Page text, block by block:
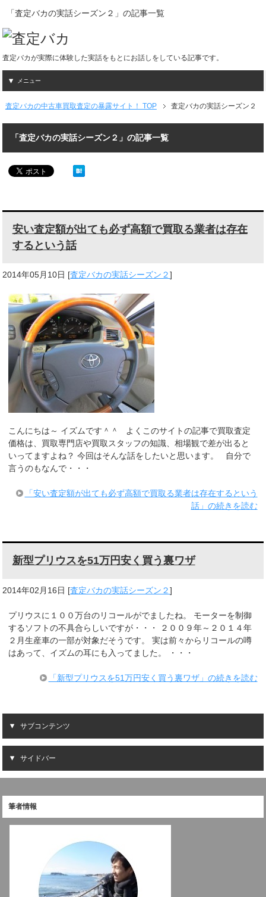
「査定バカの実話シーズン２」の記事一覧
査定バカが実際に体験した実話をもとにお話しをしている記事です。
メニュー
査定バカの中古車買取査定の暴露サイト！ TOP 査定バカの実話シーズン２
「査定バカの実話シーズン２」の記事一覧
安い査定額が出ても必ず高額で買取る業者は存在
するという話
2014年05月10日 [査定バカの実話シーズン２]
こんにちは～ イズムです＾＾ よくこのサイトの記事で買取査定
価格は、買取専門店や買取スタッフの知識、相場観で差が出ると
いってますよね？ 今回はそんな話をしたいと思います。 自分で
言うのもなんで・・・
「安い査定額が出ても必ず高額で買取る業者は存在するという
話」の続きを読む
新型プリウスを51万円安く買う裏ワザ
2014年02月16日 [査定バカの実話シーズン２]
プリウスに１００万台のリコールがでましたね。 モーターを制御
するソフトの不具合らしいですが・・・ ２００９年～２０１４年
２月生産車の一部が対象だそうです。 実は前々からリコールの噂
はあって、イズムの耳にも入ってました。 ・・・
「新型プリウスを51万円安く買う裏ワザ」の続きを読む
サブコンテンツ
サイドバー
筆者情報